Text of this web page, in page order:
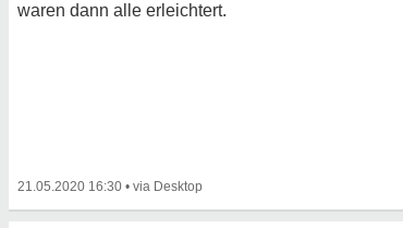
waren dann alle erleichtert.
21.05.2020 16:30 •